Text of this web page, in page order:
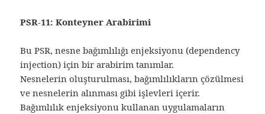
PSR-11: Konteyner Arabirimi
Bu PSR, nesne bağımlılığı enjeksiyonu (dependency
injection) için bir arabirim tanımlar.
Nesnelerin oluşturulması, bağımlılıkların çözülmesi
ve nesnelerin alınması gibi işlevleri içerir.
Bağımlılık enjeksiyonu kullanan uygulamaların